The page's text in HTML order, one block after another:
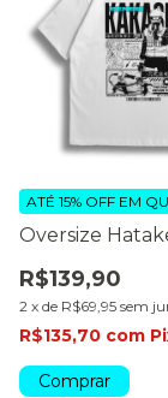
Oversize
R$139,90
2 x de R$69,95 sem
ATÉ 15% OFF EM
R$135,70 com
Comprar